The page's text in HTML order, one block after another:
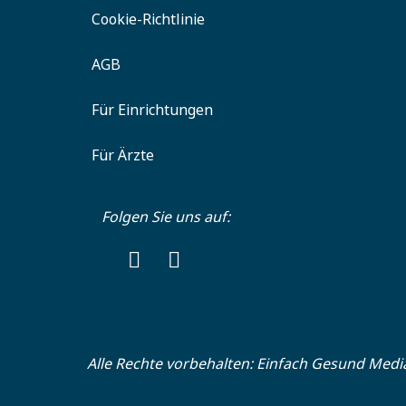
Cookie-Richtlinie
AGB
Für Einrichtungen
Für Ärzte
Folgen Sie uns auf:
Alle Rechte vorbehalten: Einfach Gesund